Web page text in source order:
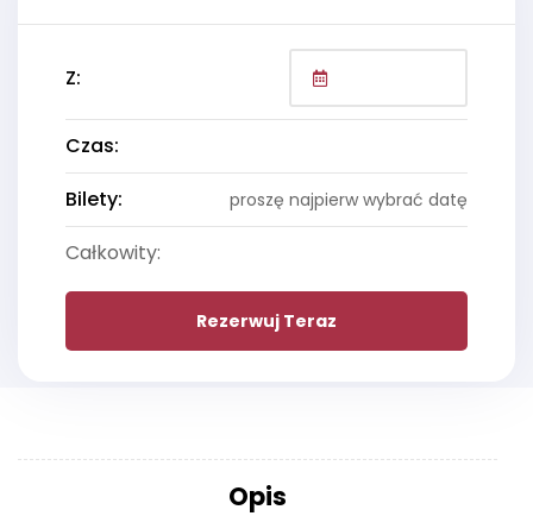
Z:
Czas:
Bilety:
proszę najpierw wybrać datę
Całkowity:
Rezerwuj Teraz
Opis